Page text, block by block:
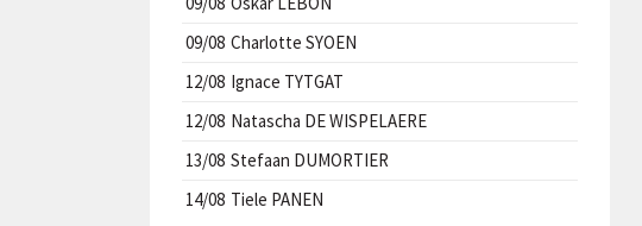
09/08 Charlotte SYOEN
12/08 Ignace TYTGAT
12/08 Natascha DE WISPELAERE
13/08 Stefaan DUMORTIER
14/08 Tiele PANEN